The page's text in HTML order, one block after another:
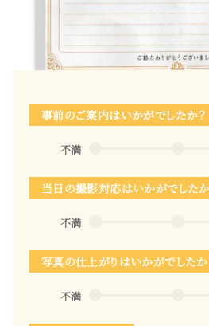
事前のご案内はいかがでしたか？
不満
当日の撮影対応はいかがでした
不満
写真の仕上がりはいかがでしたか
不満